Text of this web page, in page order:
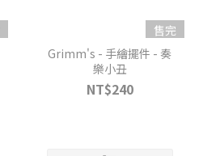
售完
Grimm's - 手繪擺件 - 奏
樂小丑
NT$240